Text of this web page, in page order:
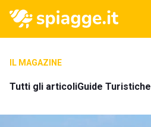
IL MAGAZINE
Tutti gli articoliGuide Turistiche